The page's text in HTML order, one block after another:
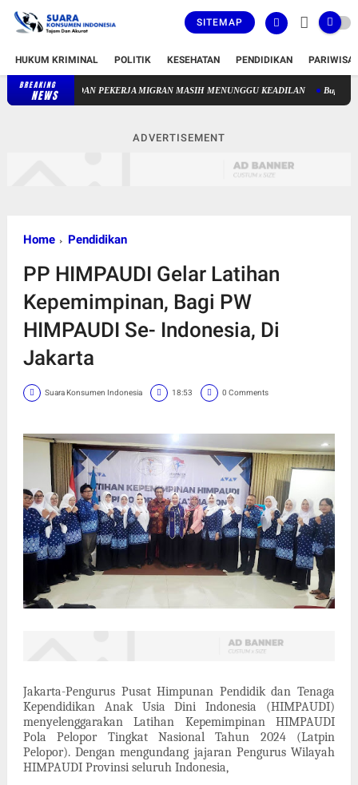
SITEMAP
HUKUM KRIMINAL POLITIK KESEHATAN PENDIDIKAN
BREAKING
NEWS 81 TAHUN MERDEKA, GURU PAUD NONFORMAL DAN PEKERJA
ADVERTISEMENT
Home Pendidikan
PP HIMPAUDI Gelar Latihan
Kepemimpinan, Bagi PW
HIMPAUDI Se- Indonesia, Di
Jakarta
Suara Konsumen Indonesia 18:53 0 Comments
Jakarta-Pengurus Pusat Himpunan Pendidik dan Tenaga
Kependidikan Anak Usia Dini Indonesia (HIMPAUDI)
menyelenggarakan Latihan Kepemimpinan HIMPAUDI
Pola Pelopor Tingkat Nasional Tahun 2024 (Latpin
Pelopor). Dengan mengundang jajaran Pengurus Wilayah
HIMPAUDI Provinsi seluruh Indonesia,